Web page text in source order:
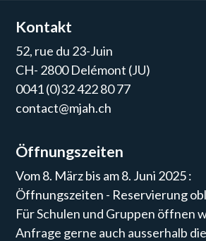
Kontakt
52, rue du 23-Juin
CH- 2800 Delémont (JU)
0041 (0)32 422 80 77
contact@mjah.ch
Öffnungszeiten
Vom 8. März bis am 8. Juni 2025 :
Öffnungszeiten - Reservierung
Für Schulen und Gruppen öffnen
Anfrage gerne auch ausserhalb